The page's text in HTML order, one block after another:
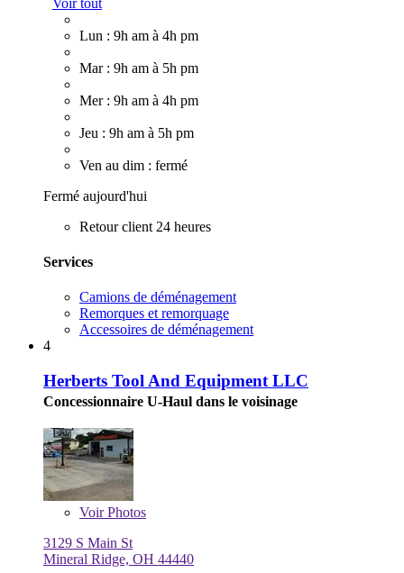
Lun : 9h am à 4h pm
Mar : 9h am à 5h pm
Mer : 9h am à 4h pm
Jeu : 9h am à 5h pm
Ven au dim : fermé
Fermé aujourd'hui
Retour client 24 heures
Services
Camions de déménagement
Remorques et remorquage
Accessoires de déménagement
4
Herberts Tool And Equipment LLC
Concessionnaire U-Haul dans le voisinage
VoirPhotos
3129 S Main St
Mineral Ridge, OH 44440